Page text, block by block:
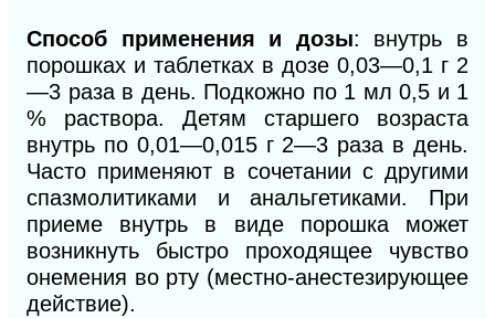
Способ применения и дозы: внутрь в
порошках и таблетках в дозе 0,03—0,1 г 2
—3 раза в день. Подкожно по 1 мл 0,5 и 1
% раствора. Детям старшего возраста
внутрь по 0,01—0,015 г 2—3 раза в день.
Часто применяют в сочетании с другими
спазмолитиками и анальгетиками. При
приеме внутрь в виде порошка может
возникнуть быстро проходящее чувство
онемения во рту (местно-анестезирующее
действие).